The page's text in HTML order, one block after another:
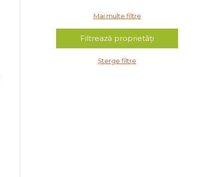
Mai multe filtre
Șterge filtre